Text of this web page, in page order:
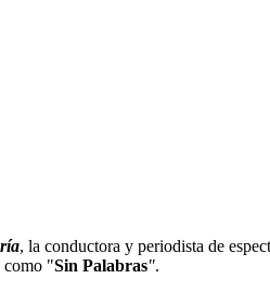
, la conductora y periodista de
como "Sin Palabras".